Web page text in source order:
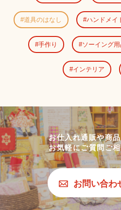
道具のはなし ハンドメイ
手作り ソーイング用
インテリア
お仕入れ通販や商
お気軽にご質問ご
お問い合わ